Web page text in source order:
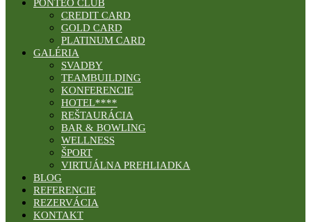
PONTEO CLUB
CREDIT CARD
GOLD CARD
PLATINUM CARD
GALÉRIA
SVADBY
TEAMBUILDING
KONFERENCIE
HOTEL****
REŠTAURÁCIA
BAR & BOWLING
WELLNESS
ŠPORT
VIRTUÁLNA PREHLIADKA
BLOG
REFERENCIE
REZERVÁCIA
KONTAKT